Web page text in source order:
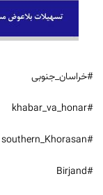
#خراسان_جنوبی
#khabar_va_honar
#southern_Khorasan
#Birjand